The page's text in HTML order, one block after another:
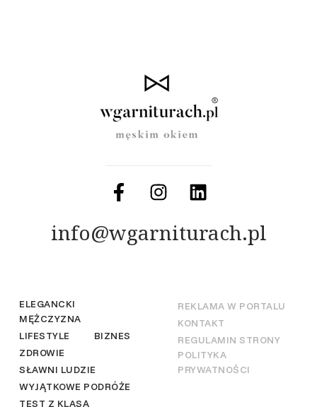
info@wgarniturach.pl
ELEGANCKI
MĘŻCZYZNA
LIFESTYLE
BIZNES
ZDROWIE
SŁAWNI LUDZIE
WYJĄTKOWE PODRÓŻE
TEST Z KLASĄ
REKLAMA W PORTALU
KONTAKT
REGULAMIN STRONY
POLITYKA
PRYWATNOŚCI